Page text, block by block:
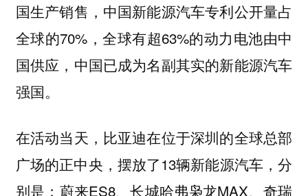
国生产销售，中国新能源汽车专利公开量占
全球的70%，全球有超63%的动力电池由中
国供应，中国已成为名副其实的新能源汽车
强国。
在活动当天，比亚迪在位于深圳的全球总部
广场的正中央，摆放了13辆新能源汽车，分
别是：蔚来ES8、长城哈弗枭龙MAX、奇瑞